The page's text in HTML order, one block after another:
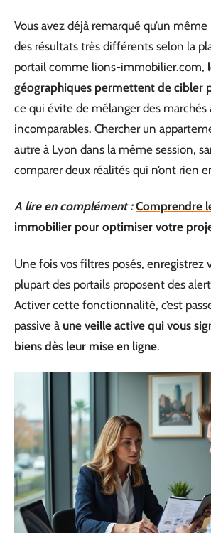
Vous avez déjà remarqué qu’un
des résultats très différents selon la
portail comme lions-immobilier.com,
géographiques permettent de cibler
ce qui évite de mélanger des marchés
incomparables. Chercher un
autre à Lyon dans la même session,
comparer deux réalités qui n’ont rien
A lire en complément : Comprendre
immobilier pour optimiser votre
Une fois vos filtres posés, enregistrez
plupart des portails proposent des
Activer cette fonctionnalité, c’est
passive à une veille active qui vous
biens dès leur mise en ligne.